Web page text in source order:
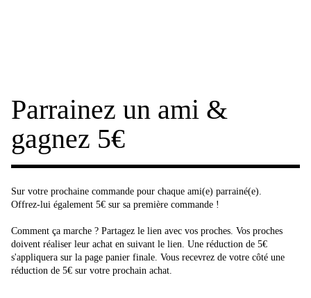
Parrainez un ami &
gagnez 5€
Sur votre prochaine commande pour chaque ami(e) parrainé(e).
Offrez-lui également 5€ sur sa première commande !
Comment ça marche ? Partagez le lien avec vos proches. Vos proches
doivent réaliser leur achat en suivant le lien. Une réduction de 5€
s'appliquera sur la page panier finale. Vous recevrez de votre côté une
réduction de 5€ sur votre prochain achat.